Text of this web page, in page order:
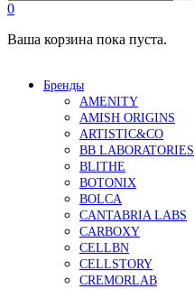
0
Ваша корзина пока пуста.
Бренды
AMENITY
AMISH ORIGINS
ARTISTIC&CO
BB LABORATORIES
BLITHE
BOTONIX
BOLCA
CANTABRIA LABS
CARBOXY
CELLBN
CELLSTORY
CREMORLAB